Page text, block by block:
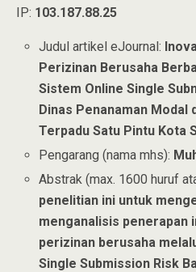
IP: 103.187.88.25
Judul artikel eJournal:
Perizinan Berusaha
Sistem Online Single
Dinas Penanaman Modal
Terpadu Satu Pintu Kota
Pengarang (nama mhs):
Abstrak (max. 1600 huruf
penelitian ini untuk
menganalisis penerapan
perizinan berusaha
Single Submission Risk